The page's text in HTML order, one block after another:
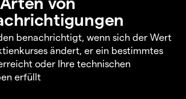
benachrichtigt, wenn sich der Wert
ändert, er ein bestimmtes
oder Ihre technischen
erfüllt